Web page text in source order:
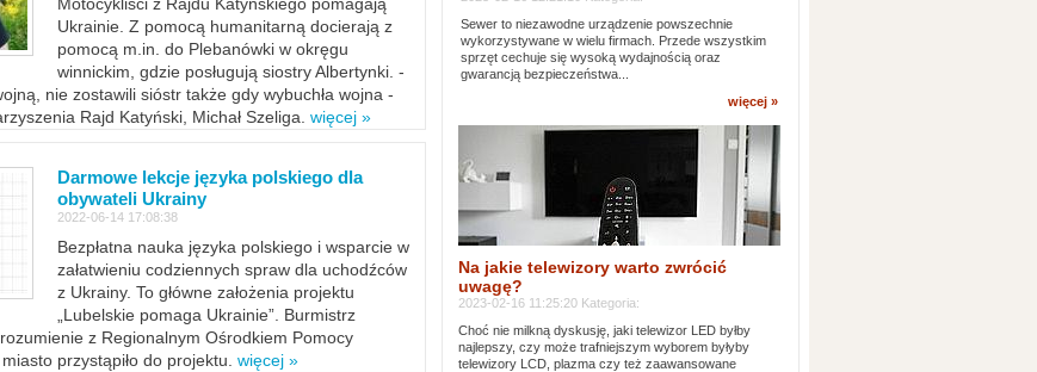
Ukrainie. Z pomocą humanitarną docierają z
pomocą m.in. do Plebanówki w okręgu
winnickim, gdzie posługują siostry Albertynki. -
nie zostawili sióstr także gdy wybuchła wojna -
Rajd Katyński, Michał Szeliga. więcej »
Darmowe lekcje języka polskiego dla
obywateli Ukrainy
2022-06-14 17:08:38
Bezpłatna nauka języka polskiego i wsparcie w
załatwieniu codziennych spraw dla uchodźców
z Ukrainy. To główne założenia projektu
„Lubelskie pomaga Ukrainie”. Burmistrz
z Regionalnym Ośrodkiem Pomocy
przystąpiło do projektu. więcej »
Sewer to niezawodne urządzenie powszechnie
wykorzystywane w wielu firmach. Przede wszystkim
sprzęt cechuje się wysoką wydajnością oraz
gwarancją bezpieczeństwa...
więcej »
Na jakie telewizory warto zwrócić
uwagę?
2023-02-16 11:25:20 Kategoria:
Choć nie milkną dyskusję, jaki telewizor LED byłby
najlepszy, czy może trafniejszym wyborem byłyby
telewizory LCD, plazma czy też zaawansowane